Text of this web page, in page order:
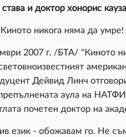
и доктор хонорис
никога няма да умре!
2007 г. /БТА/ "Киното
Дейвид Линч
аула на
почетен доктор на
език - обожавам го. Не